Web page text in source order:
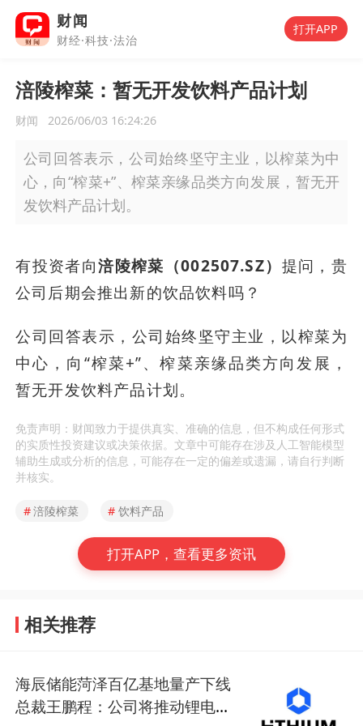
财闻
财经·科技·法治
打开APP
涪陵榨菜：暂无开发饮料产品计划
财闻 2026/06/03 16:24:26
公司回答表示，公司始终坚守主业，以榨菜为中
心，向“榨菜+”、榨菜亲缘品类方向发展，暂无开
发饮料产品计划。
有投资者向涪陵榨菜（002507.SZ） 提问，贵
公司后期会推出新的饮品饮料吗？
公司回答表示，公司始终坚守主业，以榨菜为
中心，向“榨菜+”、榨菜亲缘品类方向发展，
暂无开发饮料产品计划。
免责声明：财闻致力于提供真实、准确的信息，但不构成任何形式
的实质性投资建议或决策依据。文章中可能存在涉及人工智能模型
辅助生成或分析的信息，可能存在一定的偏差或遗漏，请自行判断
并核实。
#涪陵榨菜 # 饮料产品
打开APP，查看更多资讯
相关推荐
海辰储能菏泽百亿基地量产下线
总裁王鹏程：公司将推动锂电长